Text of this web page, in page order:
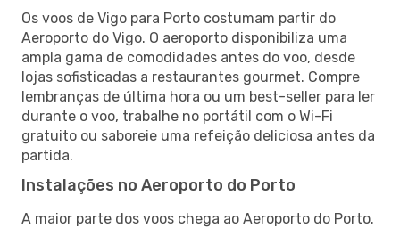
Os voos de Vigo para Porto costumam partir do
Aeroporto do Vigo. O aeroporto disponibiliza uma
ampla gama de comodidades antes do voo, desde
lojas sofisticadas a restaurantes gourmet. Compre
lembranças de última hora ou um best-seller para ler
durante o voo, trabalhe no portátil com o Wi-Fi
gratuito ou saboreie uma refeição deliciosa antes da
partida.
Instalações no Aeroporto do Porto
A maior parte dos voos chega ao Aeroporto do Porto.